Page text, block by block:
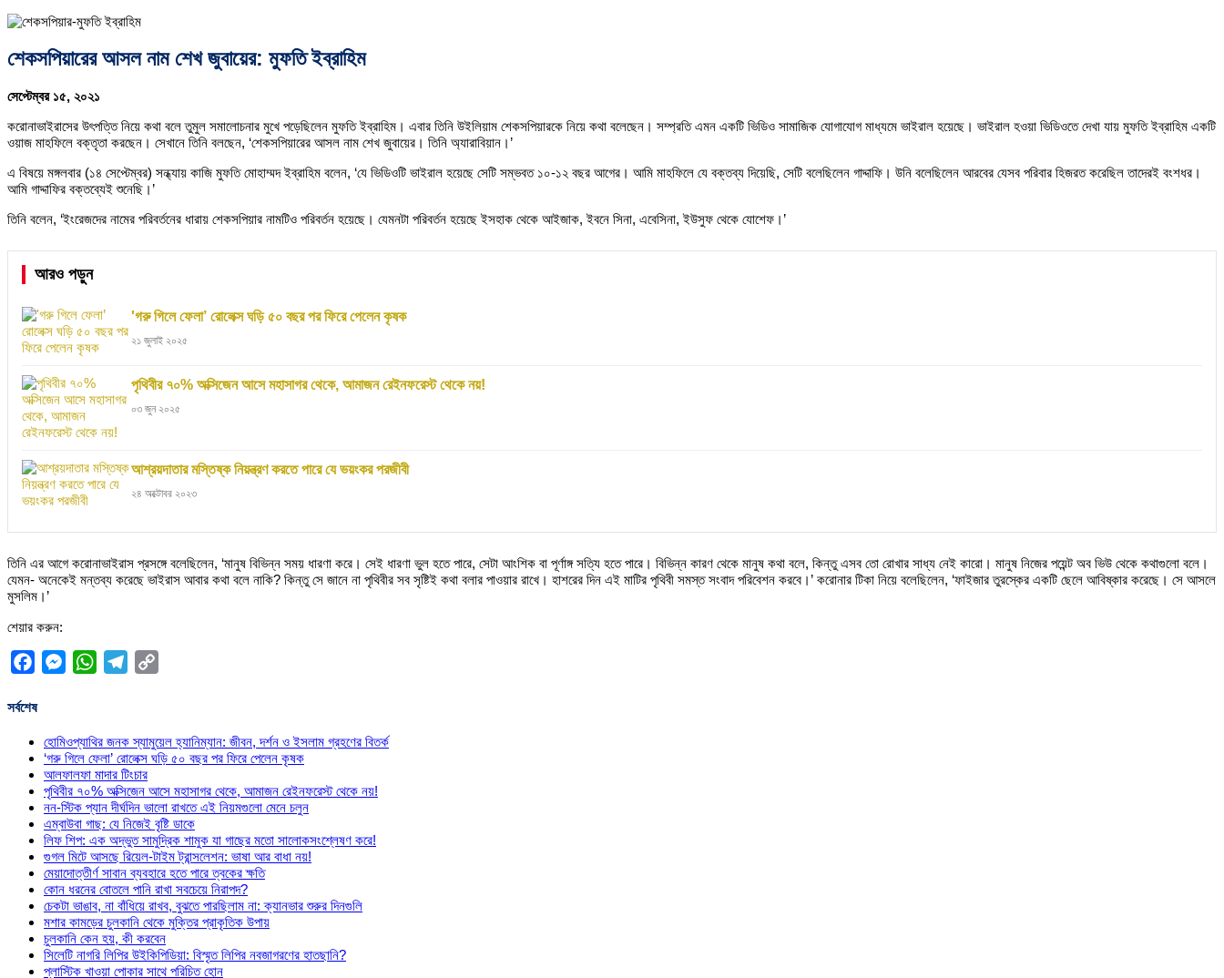
শেকসপিয়ারের আসল নাম শেখ জুবায়ের: মুফতি ইব্রাহিম
সেপ্টেম্বর ১৫, ২০২১
করোনাভাইরাসের উৎপত্তি নিয়ে কথা বলে তুমুল সমালোচনার মুখে পড়েছিলেন মুফতি ইব্রাহিম। এবার তিনি উইলিয়াম শেকসপিয়ারকে নিয়ে কথা বলেছেন। সম্প্রতি এমন একটি ভিডিও সামাজিক যোগাযোগ মাধ্যমে ভাইরাল হয়েছে। ভাইরাল হওয়া ভিডিওতে দেখা যায় মুফতি ইব্রাহিম একটি
ওয়াজ মাহফিলে বক্তৃতা করছেন। সেখানে তিনি বলছেন, ‘শেকসপিয়ারের আসল নাম শেখ জুবায়ের। তিনি অ্যারাবিয়ান।’
এ বিষয়ে মঙ্গলবার (১৪ সেপ্টেম্বর) সন্ধ্যায় কাজি মুফতি মোহাম্মদ ইব্রাহিম বলেন, ‘যে ভিডিওটি ভাইরাল হয়েছে সেটি সম্ভবত ১০-১২ বছর আগের। আমি মাহফিলে যে বক্তব্য দিয়েছি, সেটি বলেছিলেন গাদ্দাফি। উনি বলেছিলেন আরবের যেসব পরিবার হিজরত করেছিল তাদেরই বংশধর।
আমি গাদ্দাফির বক্তব্যেই শুনেছি।’
তিনি বলেন, ‘ইংরেজদের নামের পরিবর্তনের ধারায় শেকসপিয়ার নামটিও পরিবর্তন হয়েছে। যেমনটা পরিবর্তন হয়েছে ইসহাক থেকে আইজাক, ইবনে সিনা, এবেসিনা, ইউসুফ থেকে যোশেফ।’
আরও পড়ুন
'গরু গিলে ফেলা’ রোলেক্স ঘড়ি ৫০ বছর পর ফিরে পেলেন কৃষক
২১ জুলাই ২০২৫
পৃথিবীর ৭০% অক্সিজেন আসে মহাসাগর থেকে, আমাজন রেইনফরেস্ট থেকে নয়!
০৩ জুন ২০২৫
আশ্রয়দাতার মস্তিষ্ক নিয়ন্ত্রণ করতে পারে যে ভয়ংকর পরজীবী
২৪ অক্টোবর ২০২৩
তিনি এর আগে করোনাভাইরাস প্রসঙ্গে বলেছিলেন, ‘মানুষ বিভিন্ন সময় ধারণা করে। সেই ধারণা ভুল হতে পারে, সেটা আংশিক বা পূর্ণাঙ্গ সত্যি হতে পারে। বিভিন্ন কারণ থেকে মানুষ কথা বলে, কিন্তু এসব তো রোখার সাধ্য নেই কারো। মানুষ নিজের পয়েন্ট অব ভিউ থেকে কথাগুলো বলে।
যেমন- অনেকেই মন্তব্য করেছে ভাইরাস আবার কথা বলে নাকি? কিন্তু সে জানে না পৃথিবীর সব সৃষ্টিই কথা বলার পাওয়ার রাখে। হাশরের দিন এই মাটির পৃথিবী সমস্ত সংবাদ পরিবেশন করবে।’ করোনার টিকা নিয়ে বলেছিলেন, ‘ফাইজার তুরস্কের একটি ছেলে আবিষ্কার করেছে। সে আসলে
মুসলিম।’
শেয়ার করুন:
FacebookMessengerWhatsAppTelegram
সর্বশেষ
হোমিওপ্যাথির জনক স্যামুয়েল হ্যানিম্যান: জীবন, দর্শন ও ইসলাম গ্রহণের বিতর্ক
‘গরু গিলে ফেলা’ রোলেক্স ঘড়ি ৫০ বছর পর ফিরে পেলেন কৃষক
আলফালফা মাদার টিংচার
পৃথিবীর ৭০% অক্সিজেন আসে মহাসাগর থেকে, আমাজন রেইনফরেস্ট থেকে নয়!
নন-স্টিক প্যান দীর্ঘদিন ভালো রাখতে এই নিয়মগুলো মেনে চলুন
এম্বাউবা গাছ: যে নিজেই বৃষ্টি ডাকে
লিফ শিপ: এক অদ্ভুত সামুদ্রিক শামুক যা গাছের মতো সালোকসংশ্লেষণ করে!
গুগল মিটে আসছে রিয়েল-টাইম ট্রান্সলেশন: ভাষা আর বাধা নয়!
মেয়াদোত্তীর্ণ সাবান ব্যবহারে হতে পারে ত্বকের ক্ষতি
কোন ধরনের বোতলে পানি রাখা সবচেয়ে নিরাপদ?
চেকটা ভাঙাব, না বাঁধিয়ে রাখব, বুঝতে পারছিলাম না: ক্যানভার শুরুর দিনগুলি
মশার কামড়ের চুলকানি থেকে মুক্তির প্রাকৃতিক উপায়
চুলকানি কেন হয়, কী করবেন
সিলেটি নাগরি লিপির উইকিপিডিয়া: বিস্মৃত লিপির নবজাগরণের হাতছানি?
প্লাস্টিক খাওয়া পোকার সাথে পরিচিত হোন